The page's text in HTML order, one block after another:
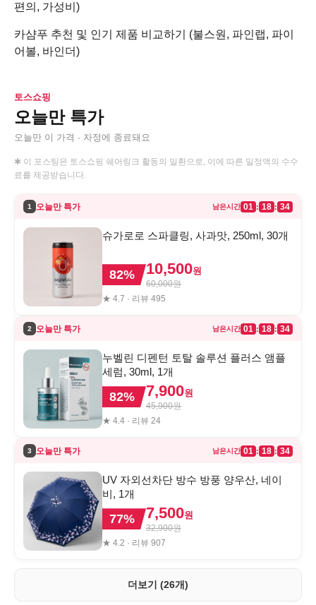
편의, 가성비)
카샴푸 추천 및 인기 제품 비교하기 (불스원, 파인랩, 파이
어볼, 바인더)
토스쇼핑
오늘만 특가
오늘만 이 가격 · 자정에 종료돼요
✱ 이 포스팅은 토스쇼핑 쉐어링크 활동의 일환으로, 이에 따른 일정액의 수수
료를 제공받습니다.
1 오늘만 특가 남은시간 01 : 18 : 34
슈가로로 스파클링, 사과맛, 250ml, 30개
82% 10,500원
60,000원
★ 4.7 · 리뷰 495
2 오늘만 특가 남은시간 01 : 18 : 34
누벨린 디펜턴 토탈 솔루션 플러스 앰플
세럼, 30ml, 1개
82% 7,900원
45,900원
★ 4.4 · 리뷰 24
3 오늘만 특가 남은시간 01 : 18 : 34
UV 자외선차단 방수 방풍 양우산, 네이
비, 1개
77% 7,500원
32,900원
★ 4.2 · 리뷰 907
더보기 (26개)